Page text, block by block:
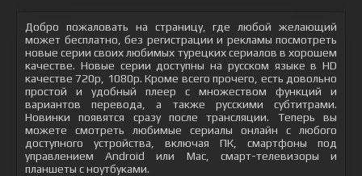
Добро пожаловать на страницу, где любой желающий
может бесплатно, без регистрации и рекламы посмотреть
новые серии своих любимых турецких сериалов в хорошем
качестве. Новые серии доступны на русском языке в HD
качестве 720p, 1080p. Кроме всего прочего, есть довольно
простой и удобный плеер с множеством функций и
вариантов перевода, а также русскими субтитрами.
Новинки появятся сразу после трансляции. Теперь вы
можете смотреть любимые сериалы онлайн с любого
доступного устройства, включая ПК, смартфоны под
управлением Android или Mac, смарт-телевизоры и
планшеты с ноутбуками.